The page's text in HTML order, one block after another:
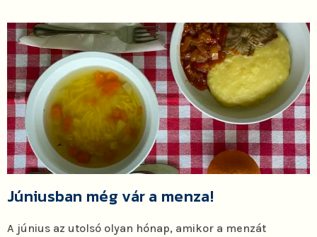
Júniusban még vár a menza!
A június az utolsó olyan hónap, amikor a menzát